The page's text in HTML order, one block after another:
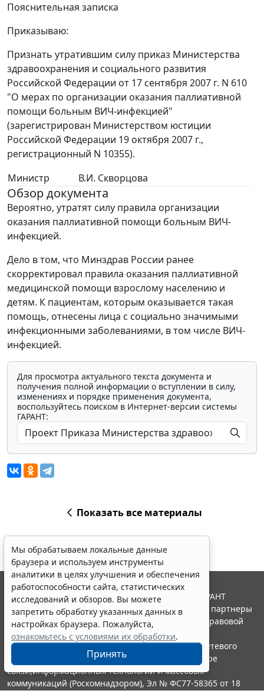
Пояснительная записка
Приказываю:
Признать утратившим силу приказ Министерства
здравоохранения и социального развития
Российской Федерации от 17 сентября 2007 г. N 610
"О мерах по организации оказания паллиативной
помощи больным ВИЧ-инфекцией"
(зарегистрирован Министерством юстиции
Российской Федерации 19 октября 2007 г.,
регистрационный N 10355).
Министр
В.И. Скворцова
Обзор документа
Вероятно, утратят силу правила организации
оказания паллиативной помощи больным ВИЧ-
инфекцией.
Дело в том, что Минздрав России ранее
скорректировал правила оказания паллиативной
медицинской помощи взрослому населению и
детям. К пациентам, которым оказывается такая
помощь, отнесены лица с социально значимыми
инфекционными заболеваниями, в том числе ВИЧ-
инфекцией.
Для просмотра актуального текста документа и
получения полной информации о вступлении в силу,
изменениях и порядке применения документа,
воспользуйтесь поиском в Интернет-версии системы
ГАРАНТ:
Показать все материалы
Мы обрабатываем локальные данные
браузера и используем инструменты
аналитики в целях улучшения и обеспечения
работоспособности сайта, статистических
исследований и обзоров. Вы можете
запретить обработку указанных данных в
настройках браузера. Пожалуйста,
ознакомьтесь с условиями их обработки.
Принять
© ООО "НПП "ГАРАНТ-СЕРВИС", 2026. Система ГАРАНТ
выпускается с 1990 года. Компания "Гарант" и ее партнеры
являются участниками Российской ассоциации правовой
информации ГАРАНТ.
Портал ГАРАНТ.РУ зарегистрирован в качестве сетевого
издания Федеральной службой по надзору в сфере
связи,информационных технологий и массовых
коммуникаций (Роскомнадзором), Эл № ФС77-58365 от 18